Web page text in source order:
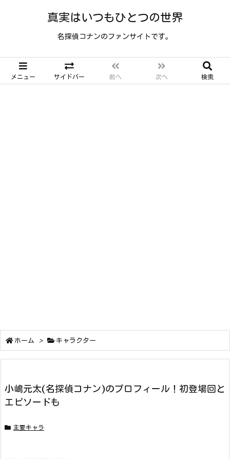
真実はいつもひとつの世界
名探偵コナンのファンサイトです。
メニュー サイドバー 前へ 次へ 検索
ホーム > キャラクター
小嶋元太(名探偵コナン)のプロフィール！初登場回と
エピソードも
主要キャラ